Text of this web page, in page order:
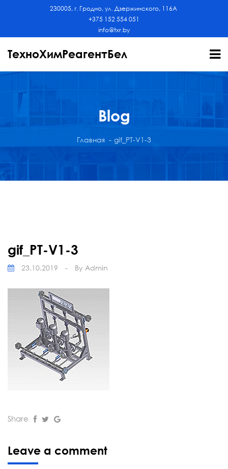
230005, г. Гродно, ул. Дзержинского, 116А
+375 152 554 051
info@txr.by
ТехноХимРеагентБел
Blog
Главная gif_PT-V1-3
gif_PT-V1-3
23.10.2019 - By Admin
Share
Leave a comment